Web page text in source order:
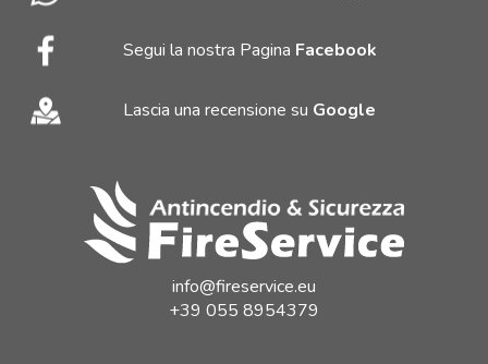
Segui la nostra Pagina Facebook
Lascia una recensione su Google
info@fireservice.eu
+39 055 8954379